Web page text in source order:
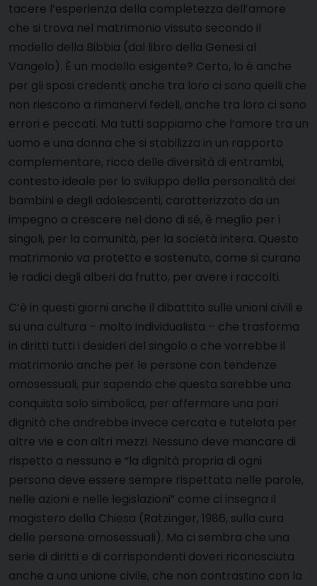
tacere l’esperienza della completezza dell’amore
che si trova nel matrimonio vissuto secondo il
modello della Bibbia (dal libro della Genesi al
Vangelo). È un modello esigente? Certo, lo è anche
per gli sposi credenti; anche tra loro ci sono quelli che
non riescono a rimanervi fedeli, anche tra loro ci sono
errori e peccati. Ma tutti sappiamo che l’amore tra un
uomo e una donna che si stabilizza in un rapporto
complementare, ricco delle diversità di entrambi,
contesto ideale per lo sviluppo della personalità dei
bambini e degli adolescenti, caratterizzato da un
impegno a crescere nel dono di sé, è meglio per i
singoli, per la comunità, per la società intera. Questo
matrimonio va protetto e sostenuto, come si curano
le radici degli alberi da frutto, per avere i raccolti.
C’è in questi giorni anche il dibattito sulle unioni civili e
su una cultura – molto individualista – che trasforma
in diritti tutti i desideri del singolo o che vorrebbe il
matrimonio anche per le persone con tendenze
omosessuali, pur sapendo che questa sarebbe una
conquista solo simbolica, per affermare una pari
dignità che andrebbe invece cercata e tutelata per
altre vie e con altri mezzi. Nessuno deve mancare di
rispetto a nessuno e “la dignità propria di ogni
persona deve essere sempre rispettata nelle parole,
nelle azioni e nelle legislazioni” come ci insegna il
magistero della Chiesa (Ratzinger, 1986, sulla cura
delle persone omosessuali). Ma ci sembra che una
serie di diritti e di corrispondenti doveri riconosciuta
anche a una unione civile, che non contrastino con la